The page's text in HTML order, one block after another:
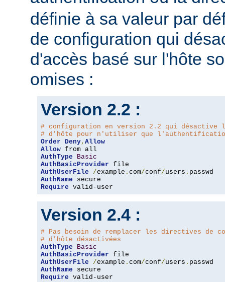
définie à sa valeur par
de configuration qui
d'accès basé sur l'hôte
omises :
Version 2.2 :
# configuration en version 2.2 qui désactive
# d'hôte pour n'utiliser que
Order Deny, Allow
Allow
AuthType
Basic
AuthBasicProvider
AuthUserFile
/example . com/conf/users .
AuthName
Require valid-user
Version 2.4 :
# Pas besoin de remplacer les directives de
# d'hôte désactivées
AuthType
Basic
AuthBasicProvider
AuthUserFile
/example . com/conf/users .
AuthName
Require valid-user